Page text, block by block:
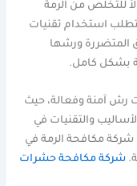
للتخلص من الرمة
استخدام تقنيات
المتضررة ورشها
بشكل كامل.
رش آمنة وفعالة، حيث
والتقنيات في
شركة مكافحة الرمة في
شركة مكافحة حشرات